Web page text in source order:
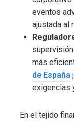
eventos
ajustada al
más
de España
exigencias
En el tejido